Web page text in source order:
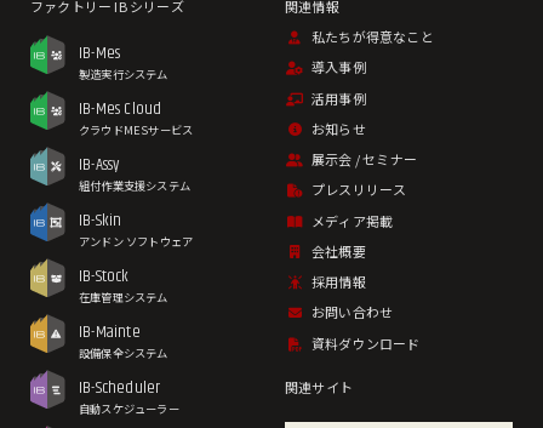
IB-Mes
製造実行システム
IB-Mes Cloud
クラウドMESサービス
IB-Assy
組付作業支援システム
IB-Skin
アンドン ソフトウェア
IB-Stock
在庫管理システム
IB-Mainte
設備保全システム
IB-Scheduler
自動スケジューラー
私たちが得意なこと
導入事例
活用事例
お知らせ
展示会 / セミナー
プレスリリース
メディア掲載
会社概要
採用情報
お問い合わせ
資料ダウンロード
関連サイト